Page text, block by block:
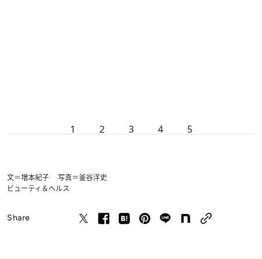
1 2 3 4 5
文＝増本紀子 写真＝釜谷洋史
ビューティ＆ヘルス
Share